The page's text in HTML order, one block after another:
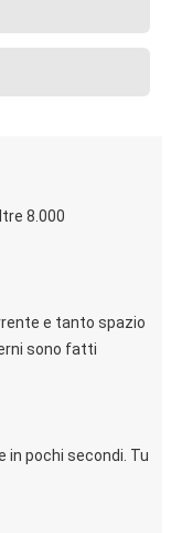
8.000
e tanto spazio
sono fatti
in pochi secondi. Tu